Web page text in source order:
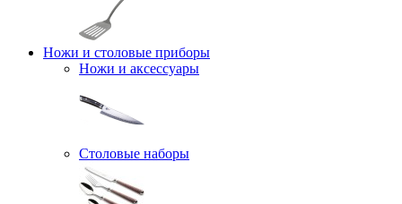
Ножи и столовые приборы
Ножи и аксессуары
Столовые наборы